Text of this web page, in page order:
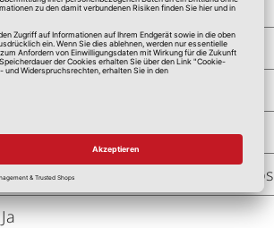
Weiß
100 % Polyester
Transparent
Dekoration mit Haken für Ösenrollos
Ja